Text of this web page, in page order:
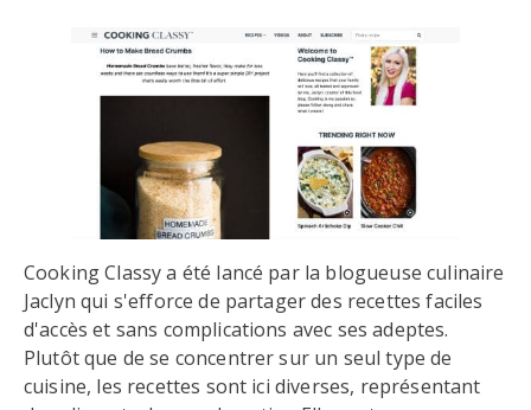
Cooking Classy a été lancé par la blogueuse culinaire
Jaclyn qui s'efforce de partager des recettes faciles
d'accès et sans complications avec ses adeptes.
Plutôt que de se concentrer sur un seul type de
cuisine, les recettes sont ici diverses, représentant